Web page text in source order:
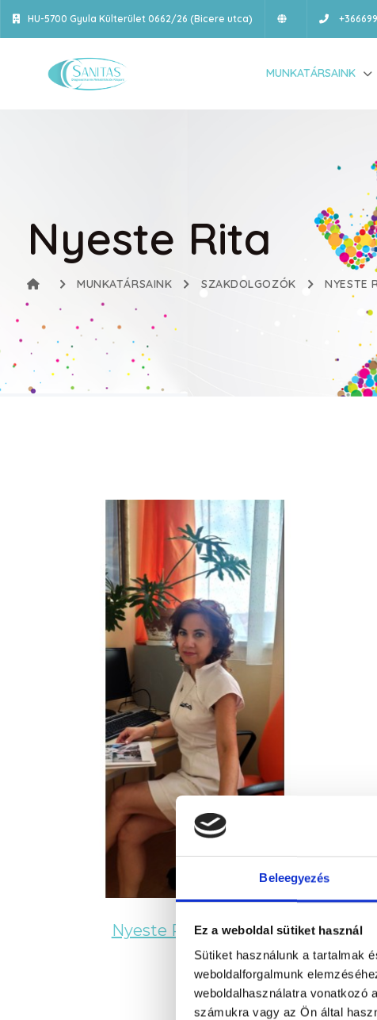
Beleegyezés
Ez a weboldal sütiket használ
Sütiket használunk a tartalmak
weboldalforgalmunk
weboldalhasználatra vonatkozó
számukra vagy az Ön által
HU-5700 Gyula Külterület 0662/26 (Bicere utca)
MUNKATÁRSAINK
Nyeste Rita
MUNKATÁRSAINK SZAKDOLGOZÓK NYESTE
Nyeste Rita